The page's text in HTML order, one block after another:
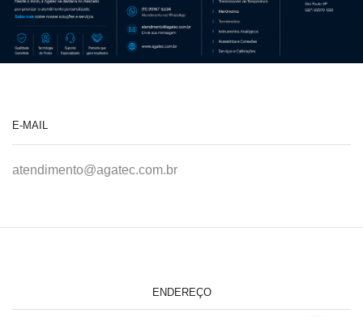
E-MAIL
atendimento@agatec.com.br
ENDEREÇO